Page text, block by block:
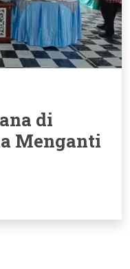
di
Menganti